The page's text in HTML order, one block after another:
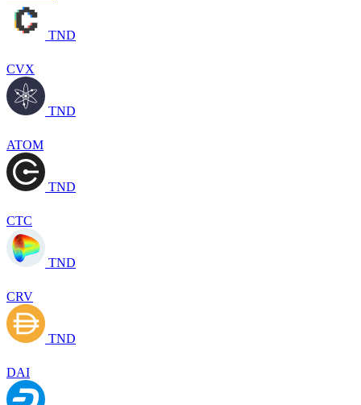
TND
CVX
TND
ATOM
TND
CTC
TND
CRV
TND
DAI